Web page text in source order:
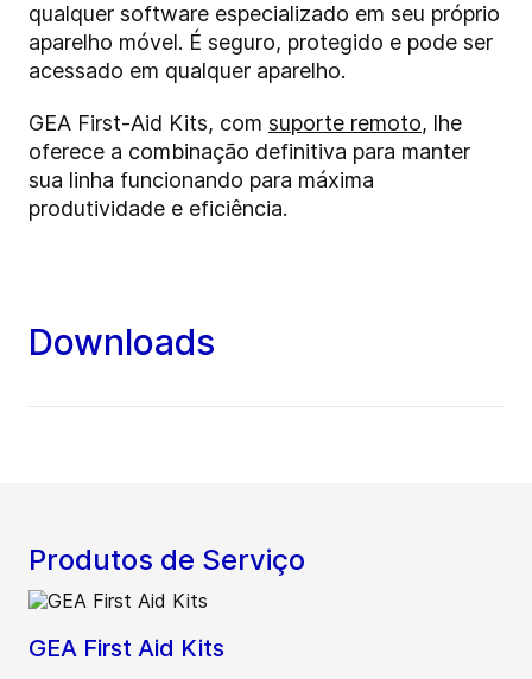
qualquer software especializado em seu próprio
aparelho móvel. É seguro, protegido e pode ser
acessado em qualquer aparelho.
GEA First-Aid Kits, com suporte remoto, lhe
oferece a combinação definitiva para manter
sua linha funcionando para máxima
produtividade e eficiência.
Downloads
Produtos de Serviço
GEA First Aid Kits